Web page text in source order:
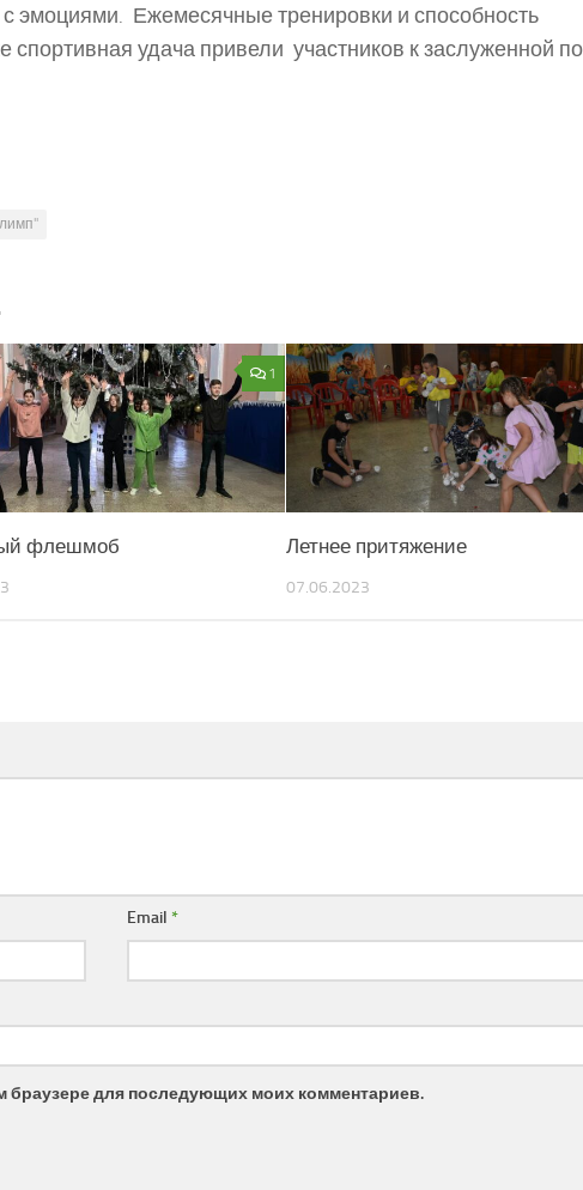
эмоциями. Ежемесячные тренировки и способность
спортивная удача привели участников к заслуженной
1
флешмоб Летнее притяжение
07.06.2023
Email*
браузере для последующих моих комментариев.